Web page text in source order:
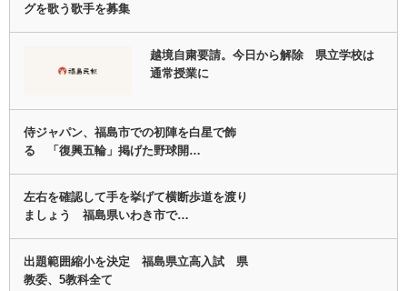
グを歌う歌手を募集
越境自粛要請。今日から解除 県立学校は
通常授業に
侍ジャパン、福島市での初陣を白星で飾
る 「復興五輪」掲げた野球開…
左右を確認して手を挙げて横断歩道を渡り
ましょう 福島県いわき市で…
出題範囲縮小を決定 福島県立高入試 県
教委、5教科全て